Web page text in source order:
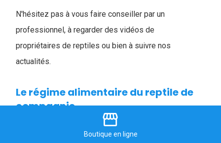
N'hésitez pas à vous faire conseiller par un
professionnel, à regarder des vidéos de
propriétaires de reptiles ou bien à suivre nos
actualités.
Le régime alimentaire du reptile de
compagnie
Tous les reptiles n'ont pas le même régime
storefront
Boutique en ligne